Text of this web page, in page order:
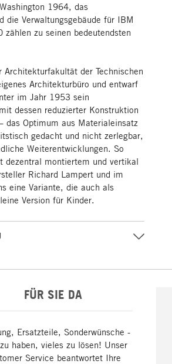
1964, das
die Verwaltungsgebäude für IBM
zu seinen bedeutendsten
Architekturfakultät der Technischen
Architekturbüro und entwarf
im Jahr 1953 sein
dessen reduzierter Konstruktion
das Optimum aus Materialeinsatz
gedacht und nicht zerlegbar,
Weiterentwicklungen. So
dezentral montiertem und vertikal
Richard Lampert und im
eine Variante, die auch als
Version für Kinder.
FÜR SIE DA
Ersatzteile, Sonderwünsche -
haben, vieles zu lösen! Unser
Service beantwortet Ihre